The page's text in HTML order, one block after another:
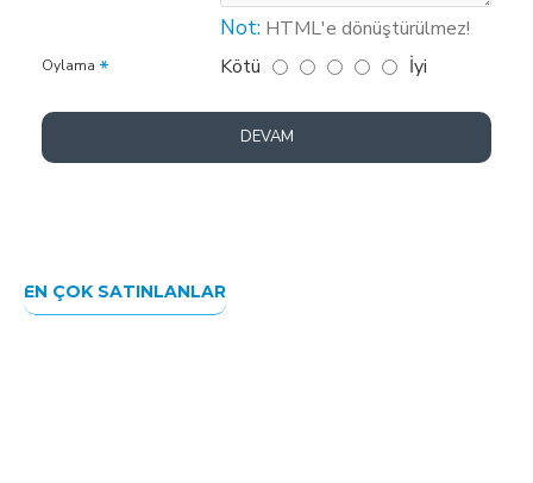
Not: HTML'e dönüştürülmez!
Oylama Kötü İyi
DEVAM
EN ÇOK SATINLANLAR